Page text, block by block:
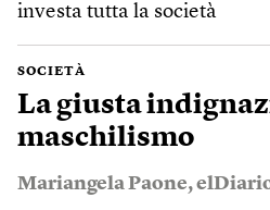
investa tutta la società
SOCIETÀ
La giusta
maschilismo
Mariangela Paone,